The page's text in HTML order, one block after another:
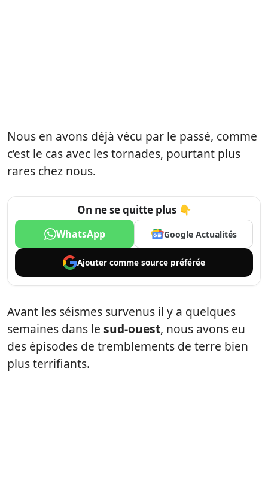
Nous en avons déjà vécu par le passé, comme
c’est le cas avec les tornades, pourtant plus
rares chez nous.
On ne se quitte plus 👇
WhatsApp Google Actualités
Ajouter comme source préférée
Avant les séismes survenus il y a quelques
semaines dans le sud-ouest, nous avons eu
des épisodes de tremblements de terre bien
plus terrifiants.